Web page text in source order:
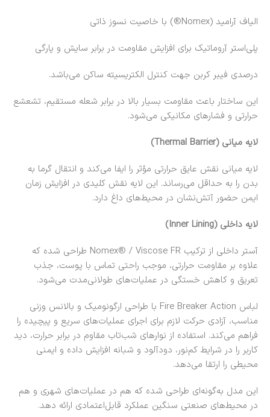
الیاف آرامید (Nomex®) با خاصیت نسوز ذاتی
پلی‌استر آروماتیک برای افزایش مقاومت در برابر سایش و پارگی
درصدی فیبر کربن جهت کنترل الکتریسیته ساکن می‌باشد.
این ساختار باعث مقاومت بسیار بالا در برابر شعله مستقیم، تشعشع
حرارتی و فشارهای مکانیکی می‌شود.
لایه میانی (Thermal Barrier)
لایه میانی نقش عایق حرارتی مؤثر را ایفا می‌کند و انتقال گرما به
بدن را به حداقل می‌رساند. این لایه نقش کلیدی در افزایش زمان
ایمن حضور آتش‌نشان در محیط‌های داغ دارد.
لایه داخلی (Inner Lining)
آستر داخلی از ترکیب Nomex® / Viscose FR طراحی شده که
علاوه بر مقاومت حرارتی، موجب راحتی تماس با پوست، جذب
تعریق و کاهش خستگی در عملیات‌های طولانی‌مدت می‌شود.
لباس Fire Breaker Action با طراحی ارگونومیک و بالانس وزنی
مناسب، آزادی حرکت لازم برای اجرای عملیات‌های سریع و پیچیده را
فراهم می‌کند. استفاده از نوارهای شب‌تاب مقاوم در برابر حرارت، دید
کاربر را در شرایط کم‌نور، دودآلود و شبانه افزایش داده و ایمنی
محیطی را ارتقا می‌دهد.
این مدل به‌گونه‌ای طراحی شده که هم در عملیات‌های شهری و هم
در محیط‌های صنعتی سنگین عملکرد قابل‌اعتمادی ارائه دهد.